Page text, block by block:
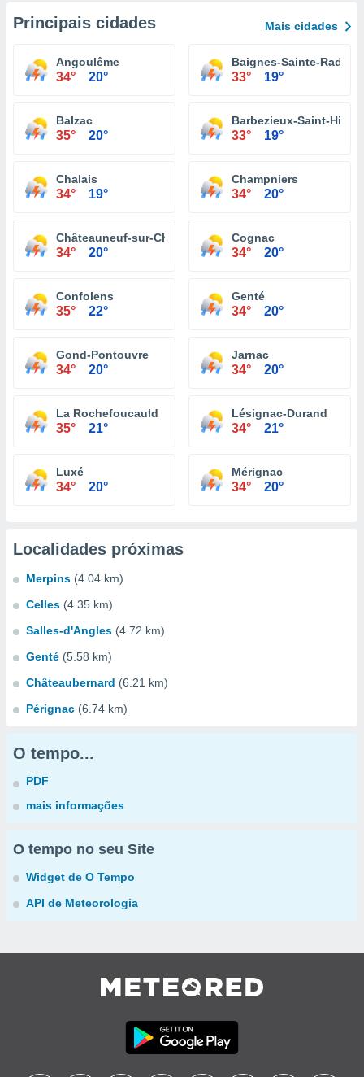
Principais cidades Mais cidades
Angoulême
34° 20°
Baignes-Sainte-
33° 19°
Balzac
35° 20°
Barbezieux-Saint-Hilaire
33° 19°
Chalais
34° 19°
Champniers
34° 20°
Châteauneuf-sur-Charente
34° 20°
Cognac
34° 20°
Confolens
35° 22°
Genté
34° 20°
Gond-Pontouvre
34° 20°
Jarnac
34° 20°
La Rochefoucauld
35° 21°
Lésignac-Durand
34° 21°
Luxé
34° 20°
Mérignac
34° 20°
Localidades próximas
Merpins (4.04 km)
Celles (4.35 km)
Salles-d'Angles (4.72 km)
Genté (5.58 km)
Châteaubernard (6.21 km)
Pérignac (6.74 km)
O tempo...
PDF
mais informações
O tempo no seu Site
Widget de O Tempo
API de Meteorologia